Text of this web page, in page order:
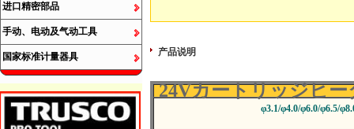
进口精密部品
手动、电动及气动工具
国家标准计量器具 产品说明
24Vカートリッジヒ
φ3.1/φ4.0/φ6.0/φ6.5/